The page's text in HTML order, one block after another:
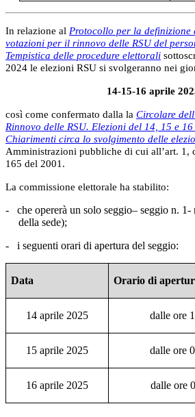
In relazione al Protocollo per la definizione
votazioni per il rinnovo delle RSU del
Tempistica delle procedure elettorali
2024 le elezioni RSU si svolgeranno nei
14-15-16 aprile
così come confermato dalla la Circolare
Rinnovo delle RSU. Elezioni del 14, 15 e
Chiarimenti circa lo svolgimento delle
Amministrazioni pubbliche di cui all’art. 1,
165 del 2001.
La commissione elettorale ha stabilito:
-
che opererà un solo seggio– seggio n.
della sede);
-
i seguenti orari di apertura del seggio:
Data Orario di
14 aprile 2025 dalle ore
15 aprile 2025 dalle ore
16 aprile 2025 dalle ore